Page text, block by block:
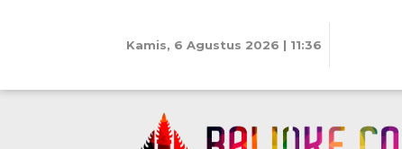
Kamis, 6 Agustus 2026 | 11:36